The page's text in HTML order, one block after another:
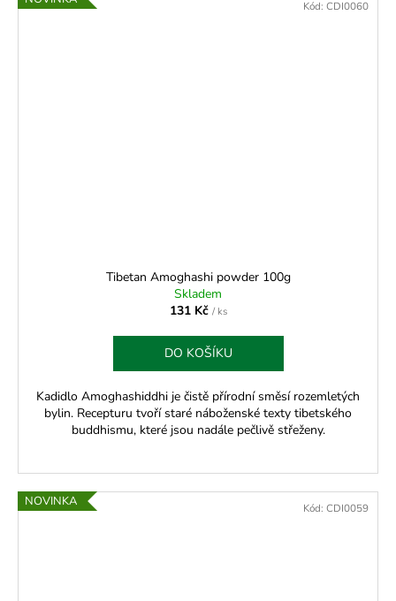
Tibetan Amoghashi powder 100g
Skladem
131 Kč / ks
DO KOŠÍKU
Kadidlo Amoghashiddhi je čistě přírodní směsí rozemletých
bylin. Recepturu tvoří staré náboženské texty tibetského
buddhismu, které jsou nadále pečlivě střeženy.
Kód: CDI0060
NOVINKA Kód: CDI0059